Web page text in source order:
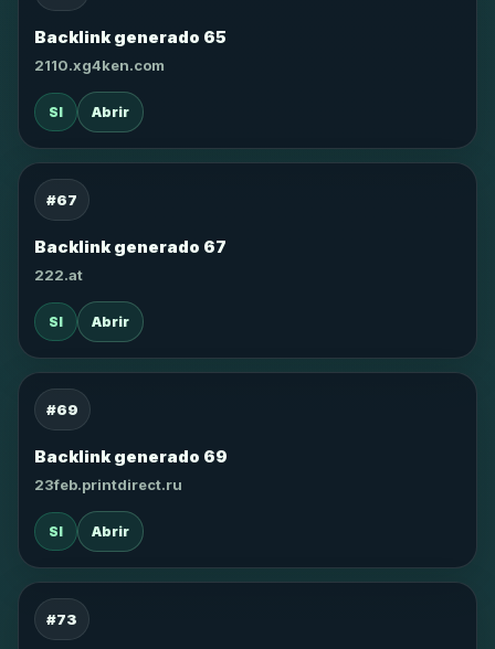
Backlink generado 65
2110.xg4ken.com
SI Abrir
#67
Backlink generado 67
222.at
SI Abrir
#69
Backlink generado 69
23feb.printdirect.ru
SI Abrir
#73